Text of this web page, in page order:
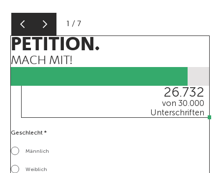
1 / 7
PETITION.
MACH MIT!
26.732
von 30.000
Unterschriften
Geschlecht *
Männlich
Weiblich